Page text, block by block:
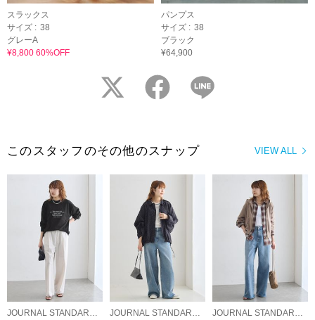
スラックス
サイズ : 38
グレーA
¥8,800 60%OFF
パンプス
サイズ : 38
ブラック
¥64,900
twitter facebook
VIEW ALL
このスタッフのその他のスナップ
JOURNAL STANDARD L'ESSAGE
JOURNAL STANDARD L'ESSAGE
JOURNAL STANDARD L'ESSAGE